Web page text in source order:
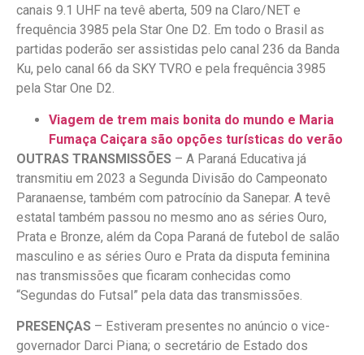
canais 9.1 UHF na tevê aberta, 509 na Claro/NET e
frequência 3985 pela Star One D2. Em todo o Brasil as
partidas poderão ser assistidas pelo canal 236 da Banda
Ku, pelo canal 66 da SKY TVRO e pela frequência 3985
pela Star One D2.
Viagem de trem mais bonita do mundo e Maria
Fumaça Caiçara são opções turísticas do verão
OUTRAS TRANSMISSÕES – A Paraná Educativa já
transmitiu em 2023 a Segunda Divisão do Campeonato
Paranaense, também com patrocínio da Sanepar. A tevê
estatal também passou no mesmo ano as séries Ouro,
Prata e Bronze, além da Copa Paraná de futebol de salão
masculino e as séries Ouro e Prata da disputa feminina
nas transmissões que ficaram conhecidas como
“Segundas do Futsal” pela data das transmissões.
PRESENÇAS – Estiveram presentes no anúncio o vice-
governador Darci Piana; o secretário de Estado dos